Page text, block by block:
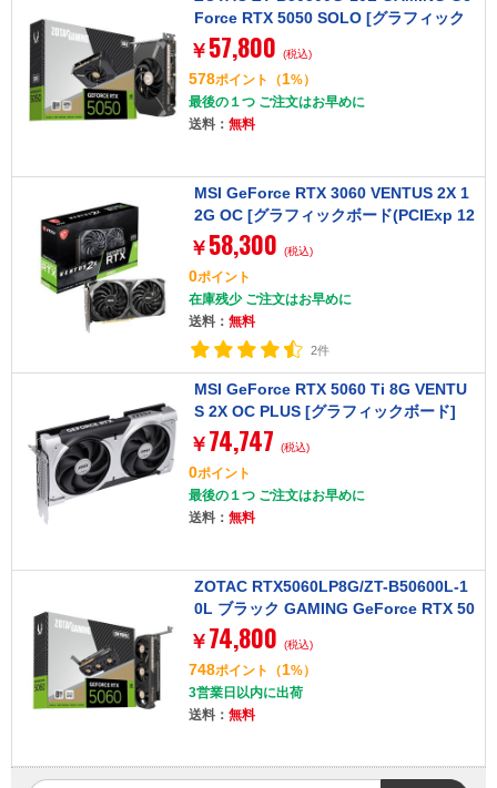
Force RTX 5050 SOLO [グラフィック
ボード]
￥ 57,800 (税込)
578ポイント （1%）
最後の１つ ご注文はお早めに
送料： 無料
MSI GeForce RTX 3060 VENTUS 2X 1
2G OC [グラフィックボード(PCIExp 12
GB)]
￥ 58,300 (税込)
0ポイント
在庫残少 ご注文はお早めに
送料： 無料
2件
MSI GeForce RTX 5060 Ti 8G VENTU
S 2X OC PLUS [グラフィックボード]
￥ 74,747 (税込)
0ポイント
最後の１つ ご注文はお早めに
送料： 無料
ZOTAC RTX5060LP8G/ZT-B50600L-1
0L ブラック GAMING GeForce RTX 50
60 Low Profile [グラフィックスカード]
￥ 74,800 (税込)
748ポイント （1%）
3営業日以内に出荷
送料： 無料